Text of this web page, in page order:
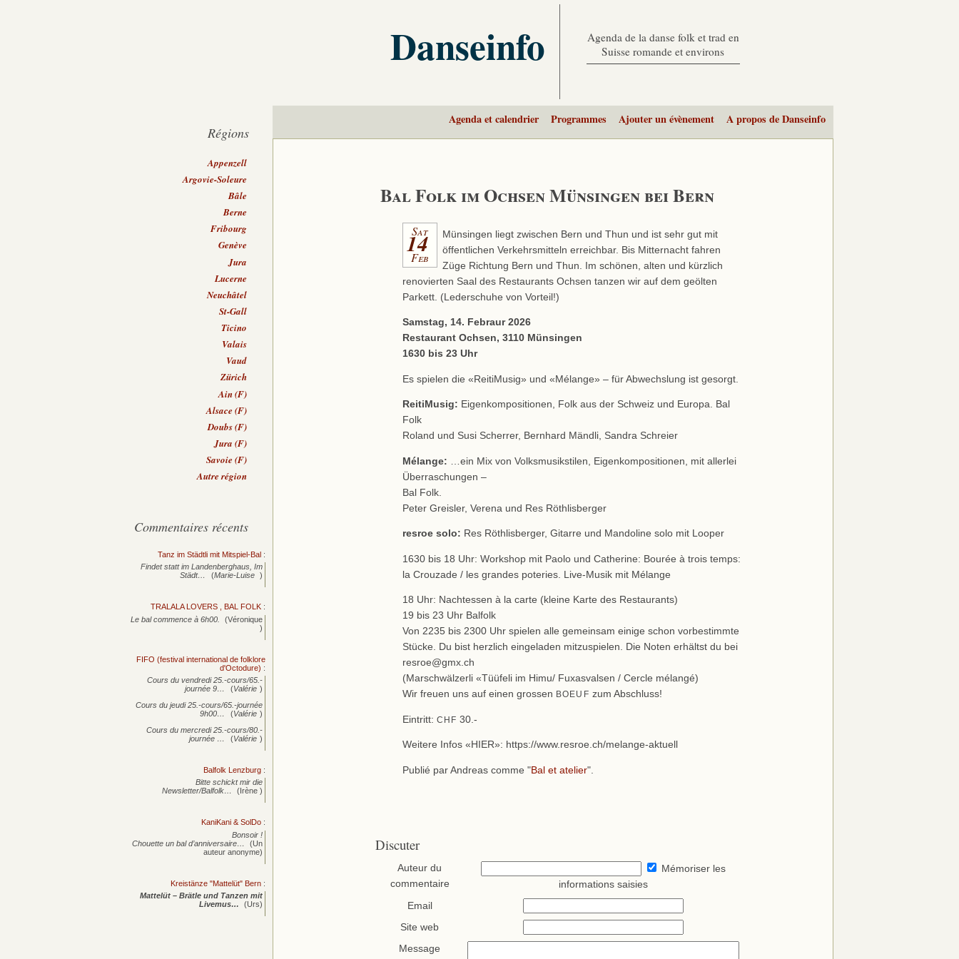
Danseinfo
Agenda de la danse folk et trad en
Suisse romande et environs
Agenda et calendrier Programmes Ajouter un évènement A propos de Danseinfo
Bal Folk im Ochsen Münsingen bei Bern
Sat
14
Feb
Münsingen liegt zwischen Bern und Thun und ist sehr gut mit
öffentlichen Verkehrsmitteln erreichbar. Bis Mitternacht fahren
Züge Richtung Bern und Thun. Im schönen, alten und kürzlich
renovierten Saal des Restaurants Ochsen tanzen wir auf dem geölten
Parkett. (Lederschuhe von Vorteil!)
Samstag, 14. Febraur 2026
Restaurant Ochsen, 3110 Münsingen
1630 bis 23 Uhr
Es spielen die «ReitiMusig» und «Mélange» – für Abwechslung ist gesorgt.
ReitiMusig: Eigenkompositionen, Folk aus der Schweiz und Europa. Bal
Folk
Roland und Susi Scherrer, Bernhard Mändli, Sandra Schreier
Mélange: …ein Mix von Volksmusikstilen, Eigenkompositionen, mit allerlei
Überraschungen –
Bal Folk.
Peter Greisler, Verena und Res Röthlisberger
resroe solo: Res Röthlisberger, Gitarre und Mandoline solo mit Looper
1630 bis 18 Uhr: Workshop mit Paolo und Catherine: Bourée à trois temps:
la Crouzade / les grandes poteries. Live-Musik mit Mélange
18 Uhr: Nachtessen à la carte (kleine Karte des Restaurants)
19 bis 23 Uhr Balfolk
Von 2235 bis 2300 Uhr spielen alle gemeinsam einige schon vorbestimmte
Stücke. Du bist herzlich eingeladen mitzuspielen. Die Noten erhältst du bei
resroe@gmx.ch
(Marschwälzerli «Tüüfeli im Himu/ Fuxasvalsen / Cercle mélangé)
Wir freuen uns auf einen grossen BOEUF zum Abschluss!
Eintritt: CHF 30.-
Weitere Infos «HIER»: https://www.resroe.ch/melange-aktuell
Publié par Andreas comme "Bal et atelier".
Discuter
Auteur du
commentaire
Mémoriser les
informations saisies
Email
Site web
Message
Régions
Appenzell
Argovie-Soleure
Bâle
Berne
Fribourg
Genève
Jura
Lucerne
Neuchâtel
St-Gall
Ticino
Valais
Vaud
Zürich
Ain (F)
Alsace (F)
Doubs (F)
Jura (F)
Savoie (F)
Autre région
Commentaires récents
Tanz im Städtli mit Mitspiel-Bal :
Findet statt im Landenberghaus, Im
Städt…
(Marie-Luise )
TRALALA LOVERS , BAL FOLK :
Le bal commence à 6h00.
(Véronique
)
FIFO (festival international de folklore
d'Octodure) :
Cours du vendredi 25.-cours/65.-
journée 9… (Valérie )
Cours du jeudi 25.-cours/65.-journée
9h00…
(Valérie )
Cours du mercredi 25.-cours/80.-
journée … (Valérie )
Balfolk Lenzburg :
Bitte schickt mir die
Newsletter/Balfolk…
(Irène )
KaniKani & SolDo :
Bonsoir !
Chouette un bal d’anniversaire…
(Un
auteur anonyme)
Kreistänze "Mattelüt" Bern :
Mattelüt – Brätle und Tanzen mit
Livemus…
(Urs)